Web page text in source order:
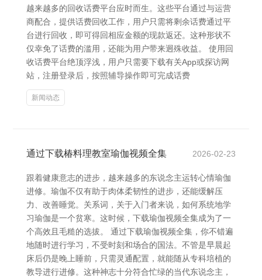
越来越多的回收话费平台应时而生。这些平台通过与运营
商配合，提供话费回收工作，用户只需将剩余话费通过平
台进行回收，即可得回相应金额的现款返还。这种形状不
仅幸免了话费的滥用，还能为用户带来迥殊收益。 使用回
收话费平台绝顶浮浅，用户只需要下载有关App或探访网
站，注册登录后，按照辅导操作即可完成话费
新闻动态
通过下载椿料理教室瑜伽视频全集 2026-02-23
跟着健康意志的进步，越来越多的东说念主运转心情瑜伽
进修。瑜伽不仅有助于肉体柔韧性的进步，还能缓解压
力、改善睡觉。关系词，关于入门者来说，如何系统地学
习瑜伽是一个贫寒。这时候，下载瑜伽视频全集成为了一
个高效且毛糙的选拔。 通过下载瑜伽视频全集，你不错遍
地随时进行学习，不受时刻和场合的国法。不管是早晨起
床后仍是晚上睡前，只需灵通配置，就能随从专科培植的
教导进行进修。这种神志十分符合忙绿的当代东说念主，